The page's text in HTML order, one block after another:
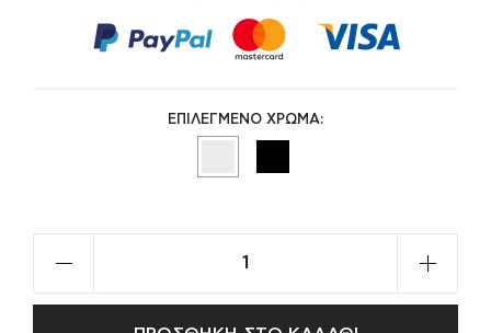
ΕΠΙΛΕΓΜΕΝΟ ΧΡΩΜΑ: